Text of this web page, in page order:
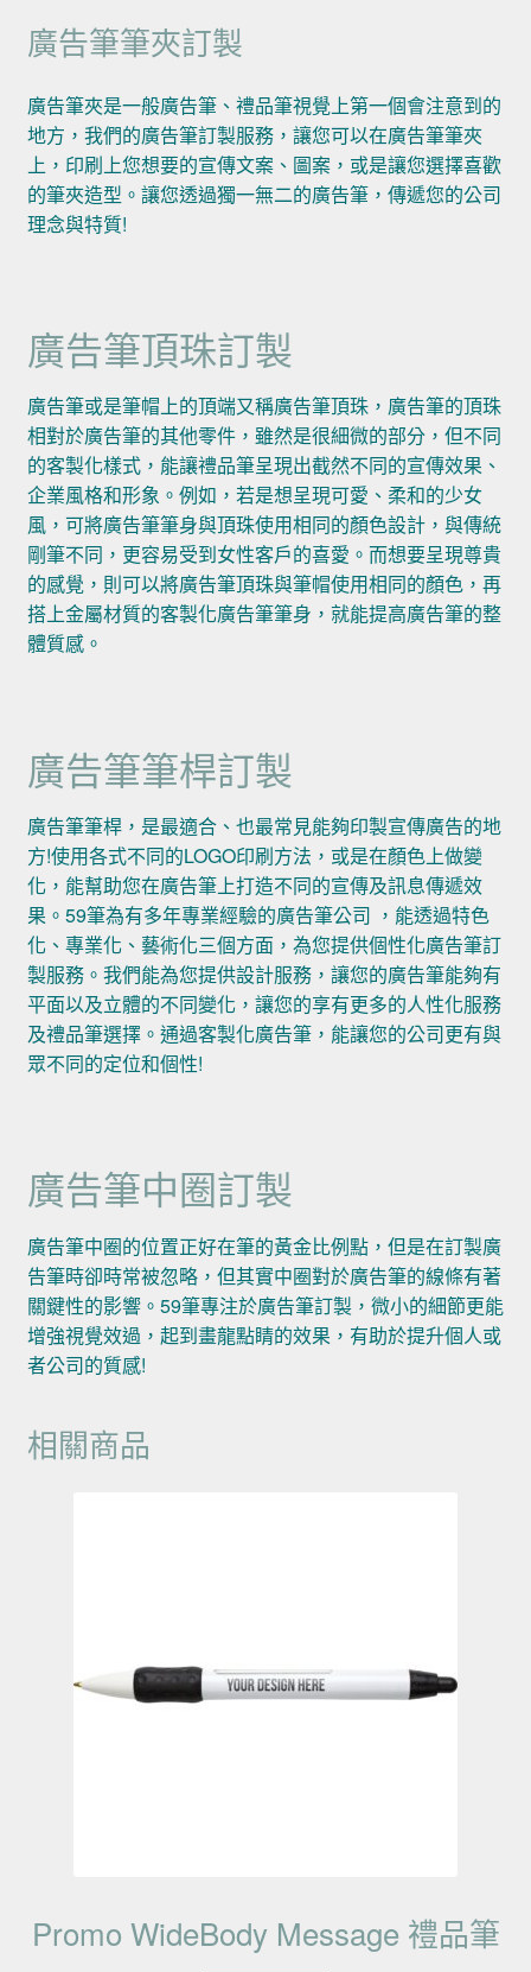
廣告筆筆夾訂製
廣告筆夾是一般廣告筆、禮品筆視覺上第一個會注意到的
地方，我們的廣告筆訂製服務，讓您可以在廣告筆筆夾
上，印刷上您想要的宣傳文案、圖案，或是讓您選擇喜歡
的筆夾造型。讓您透過獨一無二的廣告筆，傳遞您的公司
理念與特質!
廣告筆頂珠訂製
廣告筆或是筆帽上的頂端又稱廣告筆頂珠，廣告筆的頂珠
相對於廣告筆的其他零件，雖然是很細微的部分，但不同
的客製化樣式，能讓禮品筆呈現出截然不同的宣傳效果、
企業風格和形象。例如，若是想呈現可愛、柔和的少女
風，可將廣告筆筆身與頂珠使用相同的顏色設計，與傳統
剛筆不同，更容易受到女性客戶的喜愛。而想要呈現尊貴
的感覺，則可以將廣告筆頂珠與筆帽使用相同的顏色，再
搭上金屬材質的客製化廣告筆筆身，就能提高廣告筆的整
體質感。
廣告筆筆桿訂製
廣告筆筆桿，是最適合、也最常見能夠印製宣傳廣告的地
方!使用各式不同的LOGO印刷方法，或是在顏色上做變
化，能幫助您在廣告筆上打造不同的宣傳及訊息傳遞效
果。59筆為有多年專業經驗的廣告筆公司 ，能透過特色
化、專業化、藝術化三個方面，為您提供個性化廣告筆訂
製服務。我們能為您提供設計服務，讓您的廣告筆能夠有
平面以及立體的不同變化，讓您的享有更多的人性化服務
及禮品筆選擇。通過客製化廣告筆，能讓您的公司更有與
眾不同的定位和個性!
廣告筆中圈訂製
廣告筆中圈的位置正好在筆的黃金比例點，但是在訂製廣
告筆時卻時常被忽略，但其實中圈對於廣告筆的線條有著
關鍵性的影響。59筆專注於廣告筆訂製，微小的細節更能
增強視覺效過，起到畫龍點睛的效果，有助於提升個人或
者公司的質感!
相關商品
Promo WideBody Message 禮品筆